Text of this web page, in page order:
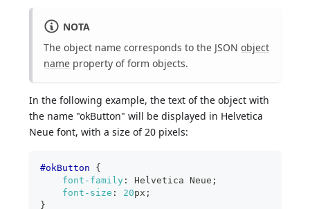
NOTA
The object name corresponds to the JSONobject
name property of form objects.
In the following example, the text of the object with
the name "okButton" will be displayed in Helvetica
Neue font, with a size of 20 pixels:
#okButton
{
font-family : Helvetica Neue ;
font-size : 20px ;
}